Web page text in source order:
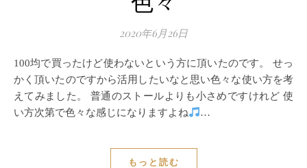
2020年6月26日
100均で買ったけど使わないという方に頂いたのです。 せっ
かく頂いたのですから活用したいなと思い色々な使い方を考
えてみました。 普通のストールよりも小さめですけれど 使
い方次第で色々な感じになりますよね
…
もっと読む